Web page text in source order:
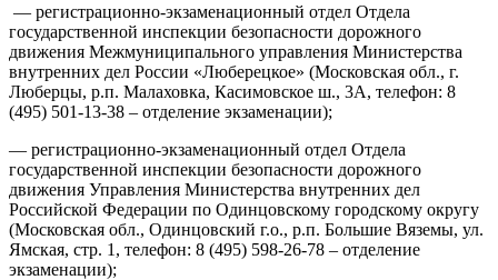
— регистрационно-экзаменационный отдел Отдела
государственной инспекции безопасности дорожного
движения Межмуниципального управления Министерства
внутренних дел России «Люберецкое» (Московская обл., г.
Люберцы, р.п. Малаховка, Касимовское ш., 3А, телефон: 8
(495) 501-13-38 – отделение экзаменации);
— регистрационно-экзаменационный отдел Отдела
государственной инспекции безопасности дорожного
движения Управления Министерства внутренних дел
Российской Федерации по Одинцовскому городскому округу
(Московская обл., Одинцовский г.о., р.п. Большие Вяземы, ул.
Ямская, стр. 1, телефон: 8 (495) 598-26-78 – отделение
экзаменации);